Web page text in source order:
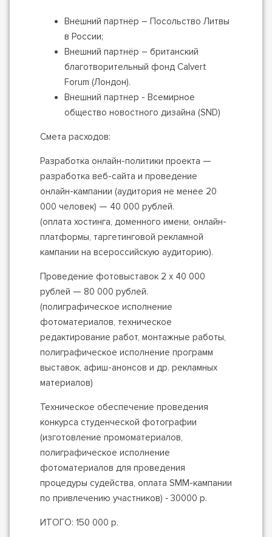
Внешний партнёр – Посольство Литвы
в России;
Внешний партнёр – британский
благотворительный фонд Calvert
Forum (Лондон).
Внешний партнер - Всемирное
общество новостного дизайна (SND)
Смета расходов:
Разработка онлайн-политики проекта —
разработка веб-сайта и проведение
онлайн-кампании (аудитория не менее 20
000 человек) — 40 000 рублей.
(оплата хостинга, доменного имени, онлайн-
платформы, таргетинговой рекламной
кампании на всероссийскую аудиторию).
Проведение фотовыставок 2 х 40 000
рублей — 80 000 рублей.
(полиграфическое исполнение
фотоматериалов, техническое
редактирование работ, монтажные работы,
полиграфическое исполнение программ
выставок, афиш-анонсов и др. рекламных
материалов)
Техническое обеспечение проведения
конкурса студенческой фотографии
(изготовление промоматериалов,
полиграфическое исполнение
фотоматериалов для проведения
процедуры судейства, оплата SMM-кампании
по привлечению участников) ‑ 30000 р.
ИТОГО: 150 000 р.